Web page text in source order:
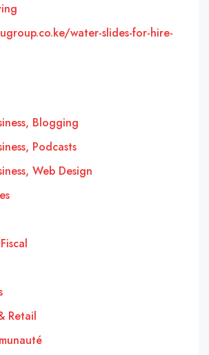
water-slides-for-hire-
Blogging
Podcasts
Web Design
Retail